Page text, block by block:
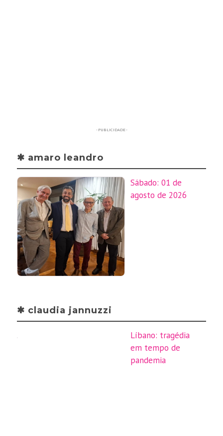
- PUBLICIDADE -
✱ amaro leandro
Sábado: 01 de
agosto de 2026
✱ claudia jannuzzi
Líbano: tragédia
em tempo de
pandemia